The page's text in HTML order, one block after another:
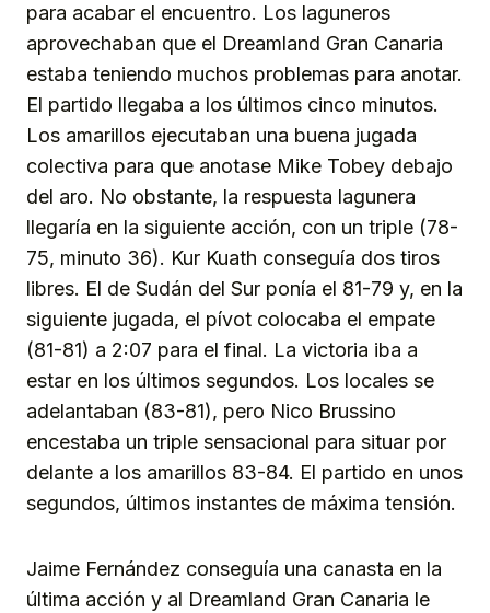
para acabar el encuentro. Los laguneros
aprovechaban que el Dreamland Gran Canaria
estaba teniendo muchos problemas para anotar.
El partido llegaba a los últimos cinco minutos.
Los amarillos ejecutaban una buena jugada
colectiva para que anotase Mike Tobey debajo
del aro. No obstante, la respuesta lagunera
llegaría en la siguiente acción, con un triple (78-
75, minuto 36). Kur Kuath conseguía dos tiros
libres. El de Sudán del Sur ponía el 81-79 y, en la
siguiente jugada, el pívot colocaba el empate
(81-81) a 2:07 para el final. La victoria iba a
estar en los últimos segundos. Los locales se
adelantaban (83-81), pero Nico Brussino
encestaba un triple sensacional para situar por
delante a los amarillos 83-84. El partido en unos
segundos, últimos instantes de máxima tensión.
Jaime Fernández conseguía una canasta en la
última acción y al Dreamland Gran Canaria le